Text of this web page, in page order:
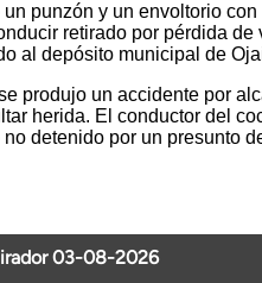
punzón y un envoltorio
retirado por pérdida
al depósito municipal de
produjo un accidente por
herida. El conductor del
detenido por un presunto